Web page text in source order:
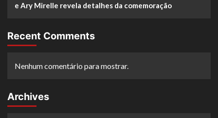
e Ary Mirelle revela detalhes da comemoração
Recent Comments
Nenhum comentário para mostrar.
Archives